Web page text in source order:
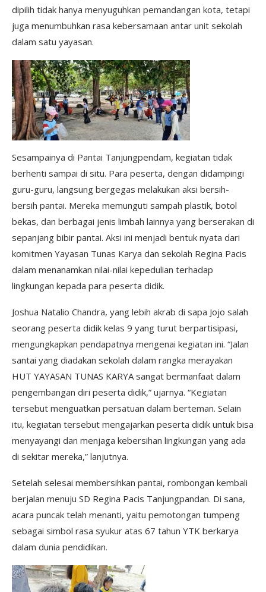
dipilih tidak hanya menyuguhkan pemandangan kota, tetapi
juga menumbuhkan rasa kebersamaan antar unit sekolah
dalam satu yayasan.
Sesampainya di Pantai Tanjungpendam, kegiatan tidak
berhenti sampai di situ. Para peserta, dengan didampingi
guru-guru, langsung bergegas melakukan aksi bersih-
bersih pantai. Mereka memunguti sampah plastik, botol
bekas, dan berbagai jenis limbah lainnya yang berserakan di
sepanjang bibir pantai. Aksi ini menjadi bentuk nyata dari
komitmen Yayasan Tunas Karya dan sekolah Regina Pacis
dalam menanamkan nilai-nilai kepedulian terhadap
lingkungan kepada para peserta didik.
Joshua Natalio Chandra, yang lebih akrab di sapa Jojo salah
seorang peserta didik kelas 9 yang turut berpartisipasi,
mengungkapkan pendapatnya mengenai kegiatan ini. “Jalan
santai yang diadakan sekolah dalam rangka merayakan
HUT YAYASAN TUNAS KARYA sangat bermanfaat dalam
pengembangan diri peserta didik,” ujarnya. “Kegiatan
tersebut menguatkan persatuan dalam berteman. Selain
itu, kegiatan tersebut mengajarkan peserta didik untuk bisa
menyayangi dan menjaga kebersihan lingkungan yang ada
di sekitar mereka,” lanjutnya.
Setelah selesai membersihkan pantai, rombongan kembali
berjalan menuju SD Regina Pacis Tanjungpandan. Di sana,
acara puncak telah menanti, yaitu pemotongan tumpeng
sebagai simbol rasa syukur atas 67 tahun YTK berkarya
dalam dunia pendidikan.